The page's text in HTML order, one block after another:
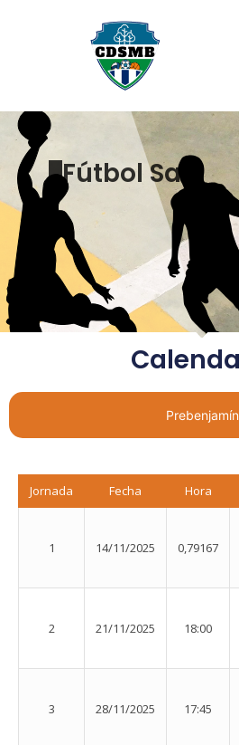
Fútbol Sala
Prebenjamín
Jornada Fecha Hora
1 14/11/2025 0,79167
2 21/11/2025 18:00
3 28/11/2025 17:45